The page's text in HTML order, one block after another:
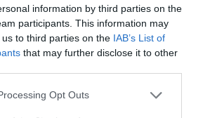
information by third parties on the
participants. This information may
to third parties on the IAB’s List of
that may further disclose it to other
website/app uses one or more Google
Opt Outs